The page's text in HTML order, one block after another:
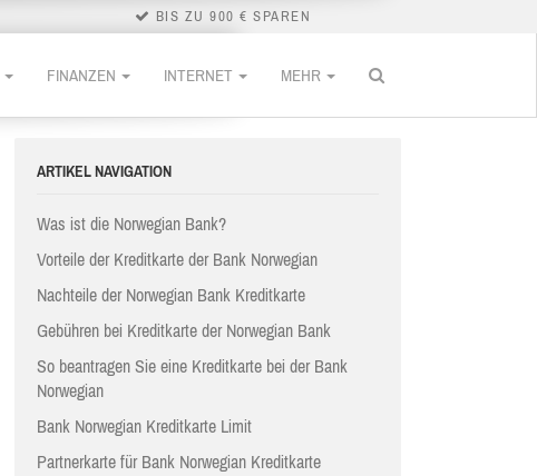
BIS ZU 900 € SPAREN
FINANZEN INTERNET MEHR
ARTIKEL NAVIGATION
Was ist die Norwegian Bank?
Vorteile der Kreditkarte der Bank Norwegian
Nachteile der Norwegian Bank Kreditkarte
Gebühren bei Kreditkarte der Norwegian Bank
So beantragen Sie eine Kreditkarte bei der Bank
Norwegian
Bank Norwegian Kreditkarte Limit
Partnerkarte für Bank Norwegian Kreditkarte